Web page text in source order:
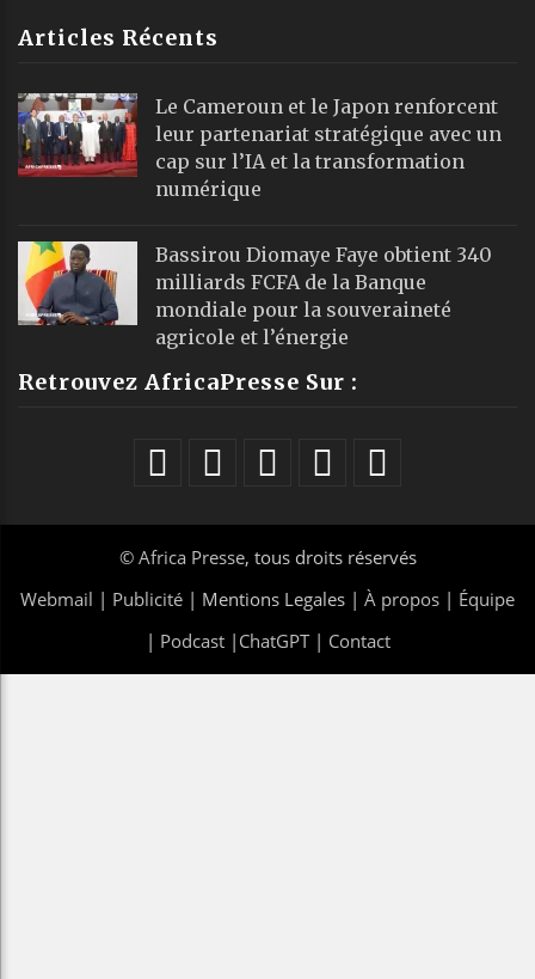
Articles Récents
Le Cameroun et le Japon renforcent
leur partenariat stratégique avec un
cap sur l’IA et la transformation
numérique
Bassirou Diomaye Faye obtient 340
milliards FCFA de la Banque
mondiale pour la souveraineté
agricole et l’énergie
Retrouvez AfricaPresse Sur :
© Africa Presse, tous droits réservés
Webmail | Publicité | Mentions Legales | À propos | Équipe
| Podcast| ChatGPT| Contact